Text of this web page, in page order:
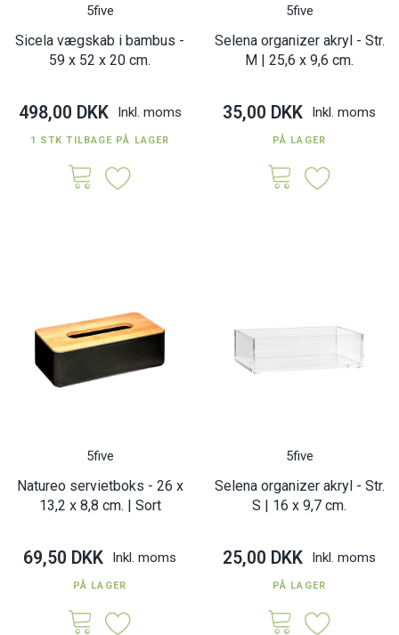
5five
Sicela vægskab i bambus -
59 x 52 x 20 cm.
498,00 DKK Inkl. moms
1 STK TILBAGE PÅ LAGER
5five
Selena organizer akryl - Str.
M | 25,6 x 9,6 cm.
35,00 DKK Inkl. moms
PÅ LAGER
5five
Natureo servietboks - 26 x
13,2 x 8,8 cm. | Sort
69,50 DKK Inkl. moms
PÅ LAGER
5five
Selena organizer akryl - Str.
S | 16 x 9,7 cm.
25,00 DKK Inkl. moms
PÅ LAGER